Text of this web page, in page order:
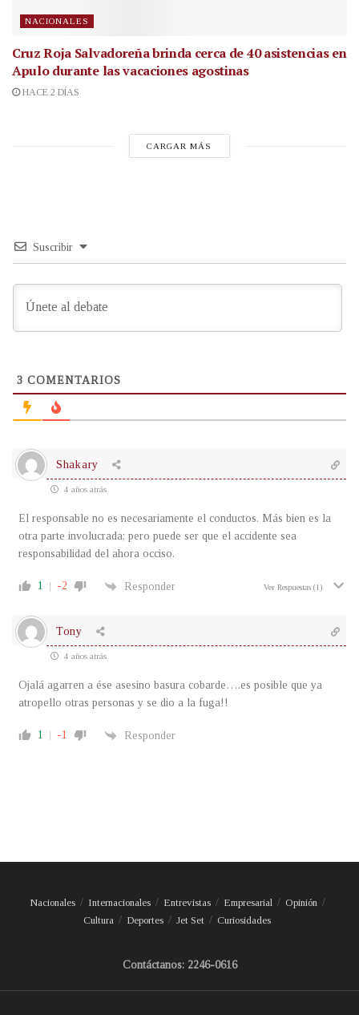
NACIONALES
Cruz Roja Salvadoreña brinda cerca de 40 asistencias en
Apulo durante las vacaciones agostinas
HACE 2 DÍAS
CARGAR MÁS
Suscribir
3 COMENTARIOS
Shakary
4 años atrás
El responsable no es necesariamente el conductos. Más bien es la
otra parte involucrada; pero puede ser que el accidente sea
responsabilidad del ahora occiso.
1 -2 Responder Ver Respuestas (1)
Tony
4 años atrás
Ojalá agarren a ése asesino basura cobarde….es posible que ya
atropello otras personas y se dio a la fuga!!
1 -1 Responder
Nacionales Internacionales Entrevistas Empresarial
Opinión
Cultura
Deportes Jet Set Curiosidades
Contáctanos: 2246-0616